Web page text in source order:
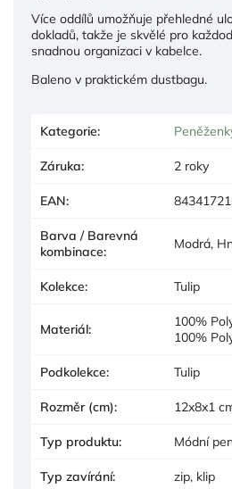
Více oddílů umožňuje přehledné
dokladů, takže je skvělé pro
snadnou organizaci v kabelce.
Baleno v praktickém dustbagu.
Kategorie:
Záruka: 2 roky
EAN:
Barva / Barevná
kombinace: Modrá,
Kolekce: Tulip
Materiál:
100%
100%
Podkolekce: Tulip
Rozměr (cm): 12x8x1
Typ produktu: Módní
Typ zavírání: zip, klip